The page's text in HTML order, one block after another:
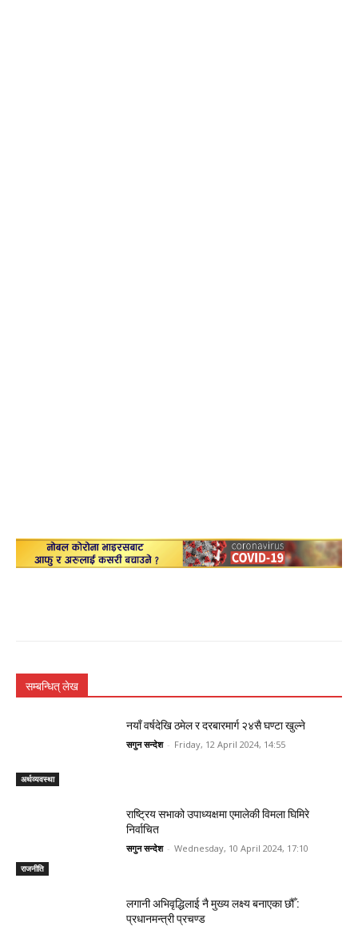
सम्बन्धित् लेख
अर्थव्यवस्था
नयाँ वर्षदेखि ठमेल र दरबारमार्ग २४सै घण्टा खुल्ने
सगुन सन्देश - Friday, 12 April 2024, 14:55
राजनीति
राष्ट्रिय सभाको उपाध्यक्षमा एमालेकी विमला घिमिरे
निर्वाचित
सगुन सन्देश - Wednesday, 10 April 2024, 17:10
लगानी अभिवृद्धिलाई नै मुख्य लक्ष्य बनाएका छौँ :
प्रधानमन्त्री प्रचण्ड